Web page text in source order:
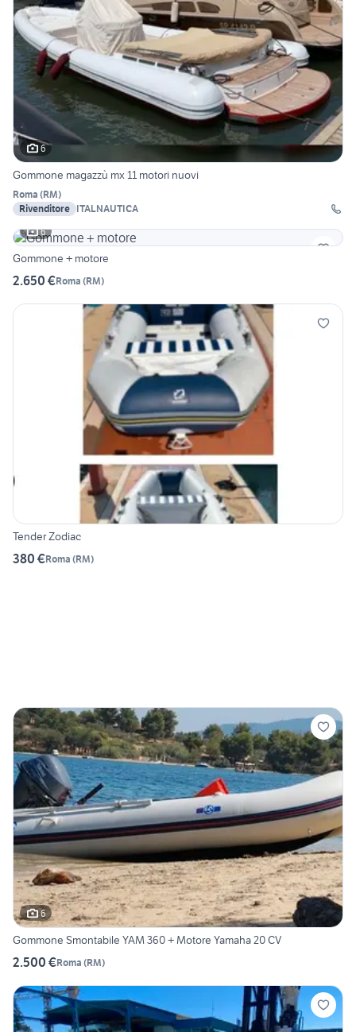
6
Gommone magazzù mx 11 motori nuovi
Roma (RM)
Rivenditore ITALNAUTICA
6
Gommone + motore
2.650 €Roma (RM)
Tender Zodiac
380 €Roma (RM)
6
Gommone Smontabile YAM 360 + Motore Yamaha 20 CV
2.500 €Roma (RM)